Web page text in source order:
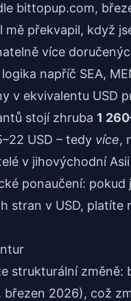
bittopup.com,
překvapil, když
více
napříč SEA,
v ekvivalentu USD
stojí zhruba 1
USD – tedy více,
v jihovýchodní
ponaučení:
stran v USD,
strukturální změně:
2026), což